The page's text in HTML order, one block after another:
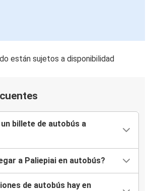
están sujetos a disponibilidad
billete de autobús a
a Paliepiai en autobús?
de autobús hay en